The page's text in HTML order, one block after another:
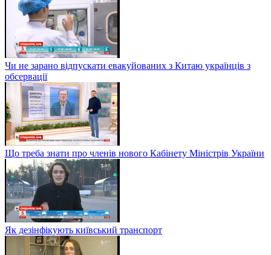
Чи не зарано відпускати евакуйованих з Китаю українців з
обсервації
Що треба знати про членів нового Кабінету Міністрів України
Як дезінфікують київський транспорт